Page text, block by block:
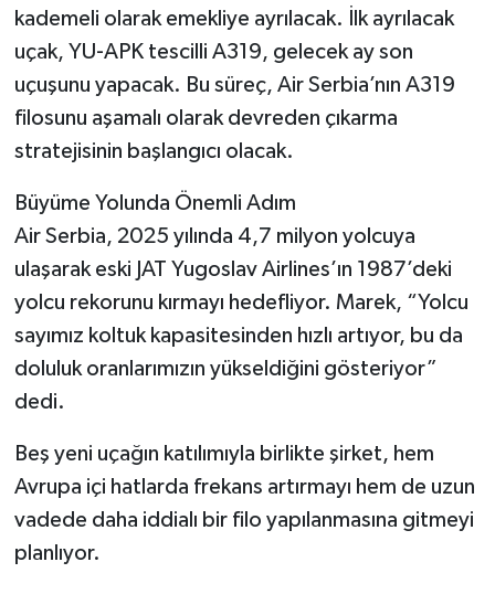
kademeli olarak emekliye ayrılacak. İlk ayrılacak
uçak, YU-APK tescilli A319, gelecek ay son
uçuşunu yapacak. Bu süreç, Air Serbia’nın A319
filosunu aşamalı olarak devreden çıkarma
stratejisinin başlangıcı olacak.
Büyüme Yolunda Önemli Adım
Air Serbia, 2025 yılında 4,7 milyon yolcuya
ulaşarak eski JAT Yugoslav Airlines’ın 1987’deki
yolcu rekorunu kırmayı hedefliyor. Marek, “Yolcu
sayımız koltuk kapasitesinden hızlı artıyor, bu da
doluluk oranlarımızın yükseldiğini gösteriyor”
dedi.
Beş yeni uçağın katılımıyla birlikte şirket, hem
Avrupa içi hatlarda frekans artırmayı hem de uzun
vadede daha iddialı bir filo yapılanmasına gitmeyi
planlıyor.